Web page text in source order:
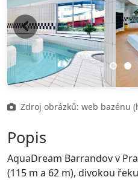
Previous
Zdroj obrázků: web bazénu
Popis
AquaDream Barrandov v
(115 m a 62 m), divokou